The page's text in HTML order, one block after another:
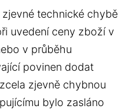
technické chybě
uvedení ceny zboží v
v průběhu
povinen dodat
zjevně chybnou
bylo zasláno